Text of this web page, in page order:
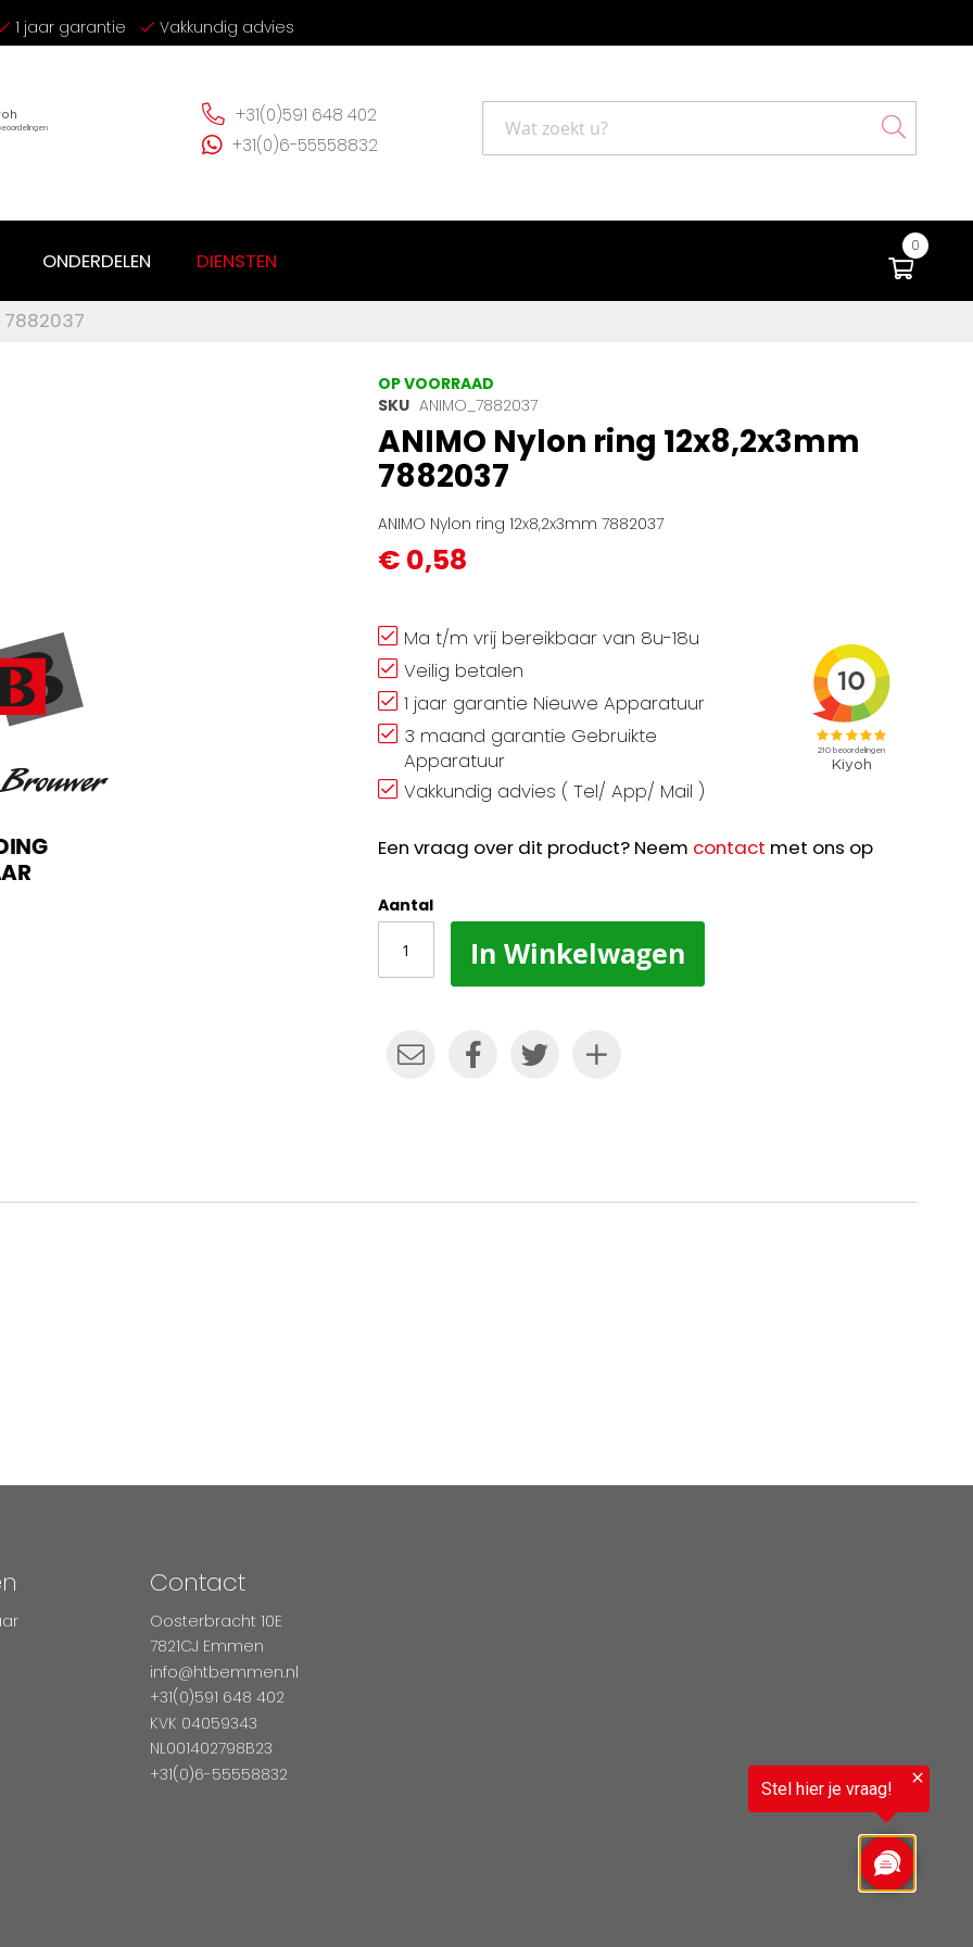
1 jaar garantie Vakkundig advies
+31(0)591 648 402
+31(0)6-55558832
Search
0
ONDERDELEN DIENSTEN
7882037
OP VOORRAAD
SKU ANIMO_7882037
ANIMO Nylon ring 12x8,2x3mm
7882037
ANIMO Nylon ring 12x8,2x3mm 7882037
€ 0,58
Ma t/m vrij bereikbaar van 8u-18u
Veilig betalen
1 jaar garantie Nieuwe Apparatuur
3 maand garantie Gebruikte
Apparatuur
Vakkundig advies ( Tel/ App/ Mail )
Een vraag over dit product? Neem contact met ons op
Aantal
In Winkelwagen
Contact
Oosterbracht 10E
7821CJ Emmen
info@htbemmen.nl
+31(0)591 648 402
KVK 04059343
NL001402798B23
+31(0)6-55558832